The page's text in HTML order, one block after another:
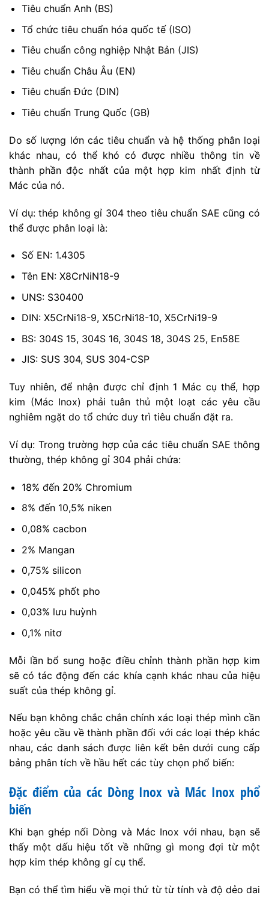
Tiêu chuẩn Anh (BS)
Tổ chức tiêu chuẩn hóa quốc tế (ISO)
Tiêu chuẩn công nghiệp Nhật Bản (JIS)
Tiêu chuẩn Châu Âu (EN)
Tiêu chuẩn Đức (DIN)
Tiêu chuẩn Trung Quốc (GB)
Do số lượng lớn các tiêu chuẩn và hệ thống phân loại
khác nhau, có thể khó có được nhiều thông tin về
thành phần độc nhất của một hợp kim nhất định từ
Mác của nó.
Ví dụ: thép không gỉ 304 theo tiêu chuẩn SAE cũng có
thể được phân loại là:
Số EN: 1.4305
Tên EN: X8CrNiN18-9
UNS: S30400
DIN: X5CrNi18-9, X5CrNi18-10, X5CrNi19-9
BS: 304S 15, 304S 16, 304S 18, 304S 25, En58E
JIS: SUS 304, SUS 304-CSP
Tuy nhiên, để nhận được chỉ định 1 Mác cụ thể, hợp
kim (Mác Inox) phải tuân thủ một loạt các yêu cầu
nghiêm ngặt do tổ chức duy trì tiêu chuẩn đặt ra.
Ví dụ: Trong trường hợp của các tiêu chuẩn SAE thông
thường, thép không gỉ 304 phải chứa:
18% đến 20% Chromium
8% đến 10,5% niken
0,08% cacbon
2% Mangan
0,75% silicon
0,045% phốt pho
0,03% lưu huỳnh
0,1% nitơ
Mỗi lần bổ sung hoặc điều chỉnh thành phần hợp kim
sẽ có tác động đến các khía cạnh khác nhau của hiệu
suất của thép không gỉ.
Nếu bạn không chắc chắn chính xác loại thép mình cần
hoặc yêu cầu về thành phần đối với các loại thép khác
nhau, các danh sách được liên kết bên dưới cung cấp
bảng phân tích về hầu hết các tùy chọn phổ biến:
Đặc điểm của các Dòng Inox và Mác Inox phổ
biến
Khi bạn ghép nối Dòng và Mác Inox với nhau, bạn sẽ
thấy một dấu hiệu tốt về những gì mong đợi từ một
hợp kim thép không gỉ cụ thể.
Bạn có thể tìm hiểu về mọi thứ từ từ tính và độ dẻo dai